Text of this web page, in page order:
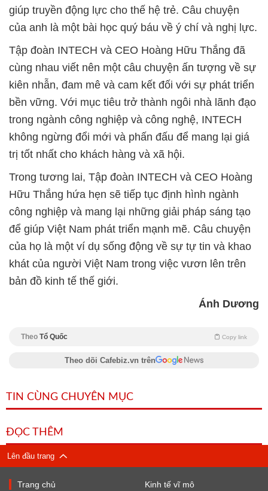
giúp truyền động lực cho thế hệ trẻ. Câu chuyện
của anh là một bài học quý báu về ý chí và nghị lực.
Tập đoàn INTECH và CEO Hoàng Hữu Thắng đã
cùng nhau viết nên một câu chuyện ấn tượng về sự
kiên nhẫn, đam mê và cam kết đối với sự phát triển
bền vững. Với mục tiêu trở thành ngôi nhà lãnh đạo
trong ngành công nghiệp và công nghệ, INTECH
không ngừng đổi mới và phấn đấu để mang lại giá
trị tốt nhất cho khách hàng và xã hội.
Trong tương lai, Tập đoàn INTECH và CEO Hoàng
Hữu Thắng hứa hẹn sẽ tiếp tục định hình ngành
công nghiệp và mang lại những giải pháp sáng tạo
để giúp Việt Nam phát triển mạnh mẽ. Câu chuyện
của họ là một ví dụ sống động về sự tự tin và khao
khát của người Việt Nam trong việc vươn lên trên
bản đồ kinh tế thế giới.
Ánh Dương
Theo Tổ Quốc Copy link
Theo dõi Cafebiz.vn trên
TIN CÙNG CHUYÊN MỤC
ĐỌC THÊM
Lên đầu trang
Trang chủ Kinh tế vĩ mô